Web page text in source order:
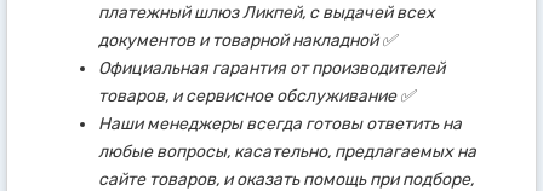
платежный шлюз Ликпей, с выдачей всех
документов и товарной накладной ✅
Официальная гарантия от производителей
товаров, и сервисное обслуживание ✅
Наши менеджеры всегда готовы ответить на
любые вопросы, касательно, предлагаемых на
сайте товаров, и оказать помощь при подборе,